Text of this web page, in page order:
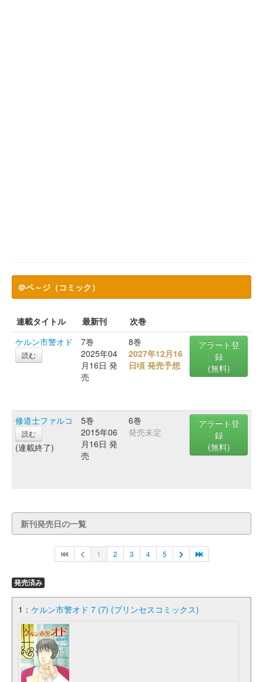
＠ペ～ジ（コミック）
連載タイトル 最新刊
次巻
ケルン市警オド
読む
7巻
2025年04
月16日 発
売
8巻
2027年12月16
日頃 発売予想
アラート登
録
(無料)
修道士ファルコ
読む
(連載終了)
5巻
2015年06
月16日 発
売
6巻
発売未定
アラート登
録
(無料)
新刊発売日の一覧
1 2 3 4 5
発売済み
1： ケルン市警オド 7 (7) (プリンセスコミックス)